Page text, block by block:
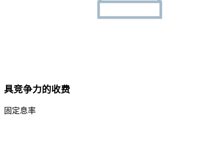
具竞争力的收费
固定息率